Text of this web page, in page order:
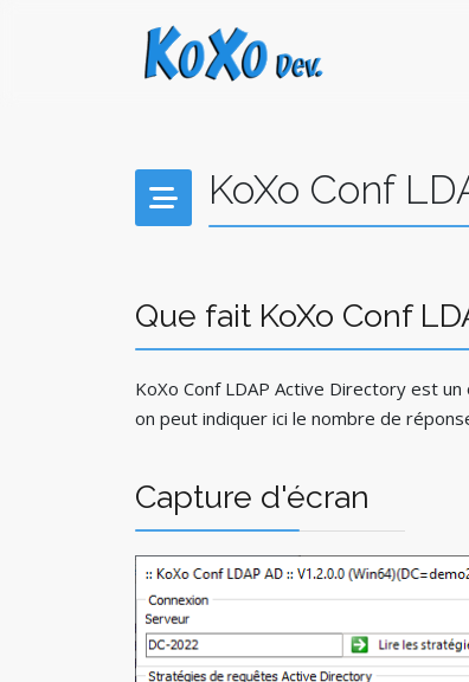
KoXo Conf
Que fait KoXo Conf
KoXo Conf LDAP Active Directory est
on peut indiquer ici le nombre de
Capture d'écran